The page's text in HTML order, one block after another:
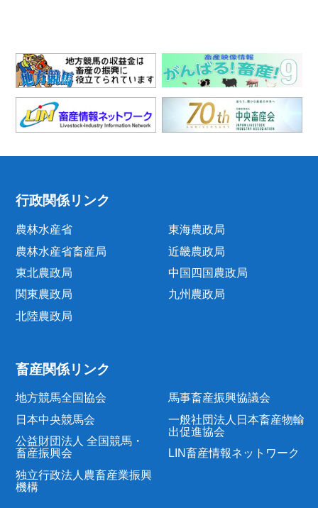
行政関係リンク
農林水産省
農林水産省畜産局
東北農政局
関東農政局
北陸農政局
東海農政局
近畿農政局
中国四国農政局
九州農政局
畜産関係リンク
地方競馬全国協会
日本中央競馬会
公益財団法人 全国競馬・
畜産振興会
独立行政法人農畜産業振興
機構
馬事畜産振興協議会
一般社団法人日本畜産物輸
出促進協会
LIN畜産情報ネットワーク